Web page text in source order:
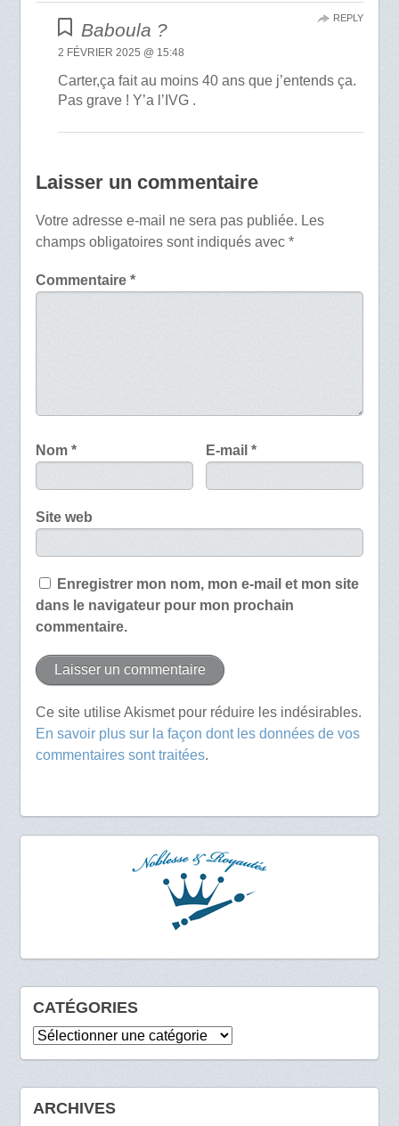
Baboula ?
2 FÉVRIER 2025 @ 15:48
Carter,ça fait au moins 40 ans que j’entends ça.
Pas grave ! Y’a l’IVG .
REPLY
Laisser un commentaire
Votre adresse e-mail ne sera pas publiée. Les
champs obligatoires sont indiqués avec *
Commentaire *
Nom * E-mail*
Site web
Enregistrer mon nom, mon e-mail et mon site
dans le navigateur pour mon prochain
commentaire.
Ce site utilise Akismet pour réduire les indésirables.
En savoir plus sur la façon dont les données de vos
commentaires sont traitées.
CATÉGORIES
Catégories
ARCHIVES